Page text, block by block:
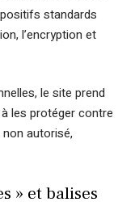
standards
l’encryption et
le site prend
les protéger contre
autorisé,
» et balises